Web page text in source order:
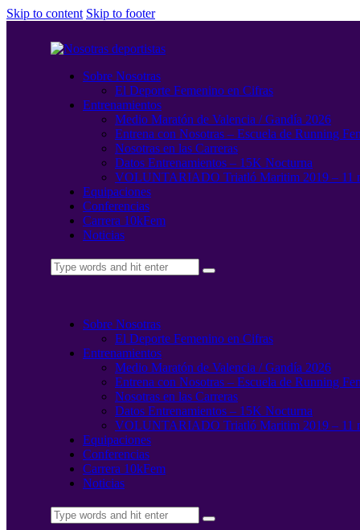
Skip to content Skip to footer
Sobre Nosotras
El Deporte Femenino en Cifras
Entrenamientos
Medio Maratón de Valencia / Gandía 2026
Entrena con Nosotras – Escuela de Running
Nosotras en las Carreras
Datos Entrenamientos – 15K Nocturna
VOLUNTARIADO Triatló Maritim 2019 – 11
Equipaciones
Conferencias
Carrera 10kFem
Noticias
Sobre Nosotras
El Deporte Femenino en Cifras
Entrenamientos
Medio Maratón de Valencia / Gandía 2026
Entrena con Nosotras – Escuela de Running
Nosotras en las Carreras
Datos Entrenamientos – 15K Nocturna
VOLUNTARIADO Triatló Maritim 2019 – 11
Equipaciones
Conferencias
Carrera 10kFem
Noticias